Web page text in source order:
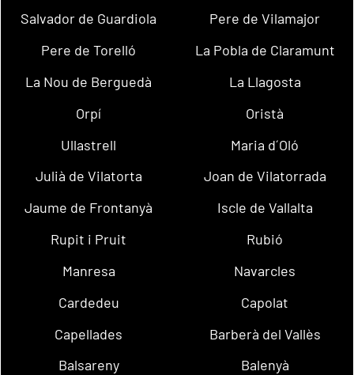
Salvador de Guardiola
Pere de Vilamajor
Pere de Torelló
La Pobla de Claramunt
La Nou de Berguedà
La Llagosta
Orpí
Oristà
Ullastrell
Maria d´Oló
Julià de Vilatorta
Joan de Vilatorrada
Jaume de Frontanyà
Iscle de Vallalta
Rupit i Pruit
Rubió
Manresa
Navarcles
Cardedeu
Capolat
Capellades
Barberà del Vallès
Balsareny
Balenyà